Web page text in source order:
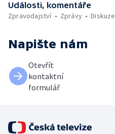
Události, komentáře
Zpravodajství
Zprávy Diskuze
Napište nám
Otevřít
kontaktní
formulář